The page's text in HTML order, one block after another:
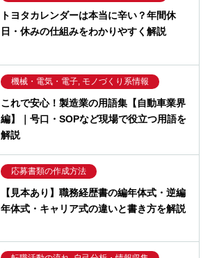
トヨタカレンダーは本当に辛い？年間休
日・休みの仕組みをわかりやすく解説
機械・電気・電子, モノづくり系情報
これで安心！製造業の用語集【自動車業界
編】｜号口・SOPなど現場で役立つ用語を
解説
応募書類の作成方法
【見本あり】職務経歴書の編年体式・逆編
年体式・キャリア式の違いと書き方を解説